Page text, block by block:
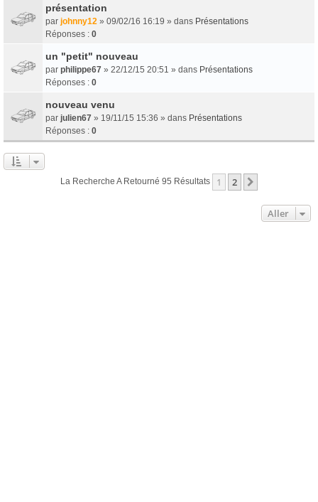
présentation
par johnny12 » 09/02/16 16:19 » dans Présentations
Réponses : 0
un "petit" nouveau
par philippe67 » 22/12/15 20:51 » dans Présentations
Réponses : 0
nouveau venu
par julien67 » 19/11/15 15:36 » dans Présentations
Réponses : 0
La Recherche A Retourné 95 Résultats 1 2
Aller